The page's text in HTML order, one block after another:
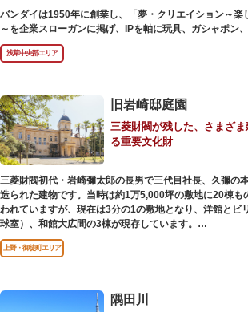
バンダイは1950年に創業し、「夢・クリエイション～楽
～を企業スローガンに掲げ、IPを軸に玩具、ガシャポン
品・食玩、アパレル、日用雑貨など、お客さまの身近で
エンターテインメントをお届けしています。
浅草中央部エリア
旧岩崎邸庭園
三菱財閥が残した、さまざ
る重要文化財
三菱財閥初代・岩崎彌太郎の長男で三代目社長、久彌の
造られた建物です。当時は約1万5,000坪の敷地に20棟も
われていますが、現在は3分の1の敷地となり、洋館とビ
球室）、和館大広間の3棟が現存しています。
【洋館】
鹿鳴館の建築家として知られるジョサイア・コンドルに
ています。
上野・御徒町エリア
隅田川